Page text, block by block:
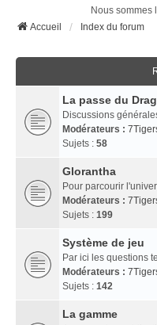
Nous sommes
Accueil
Index du forum
La passe du
Discussions
Modérateurs :
Sujets : 58
Glorantha
Pour parcourir
Modérateurs :
Sujets : 199
Système de jeu
Par ici les questions
Modérateurs :
Sujets : 142
La gamme